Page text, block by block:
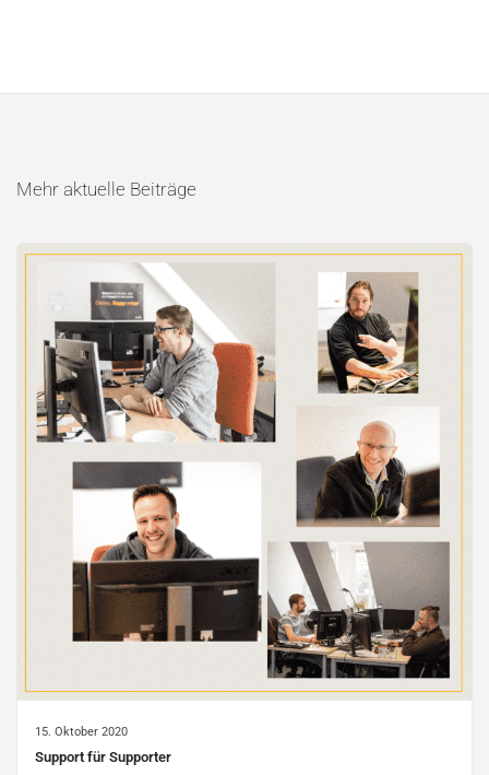
Mehr aktuelle Beiträge
15. Oktober 2020
Support für Supporter